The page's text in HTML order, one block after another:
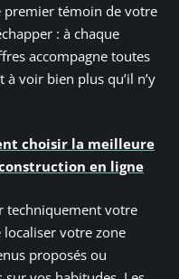
premier témoin de votre
: à chaque
accompagne toutes
voir bien plus qu’il n’y
choisir la meilleure
en ligne
techniquement votre
votre zone
proposés ou